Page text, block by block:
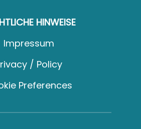
HINWEISE
Impressum
/ Policy
Preferences